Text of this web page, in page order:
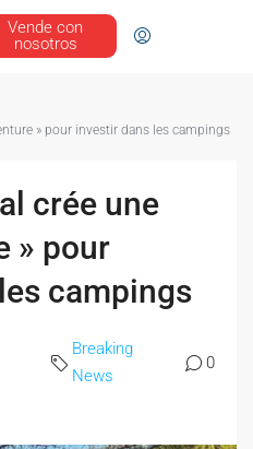
Vende con
nosotros
» pour investir dans les campings
crée une
» pour
campings
Breaking
News
0